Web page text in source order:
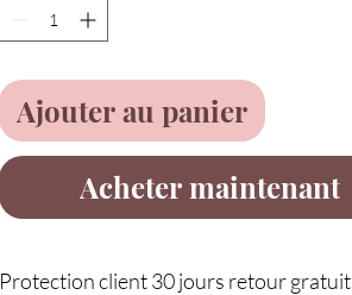
Ajouter au panier
Acheter maintenant
Protection client 30 jours retour gratuit